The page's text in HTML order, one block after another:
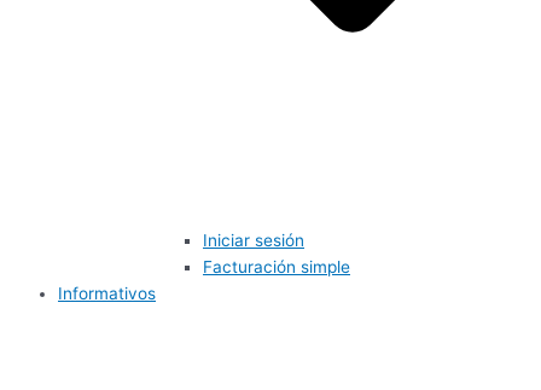
Iniciar sesión
Facturación simple
Informativos